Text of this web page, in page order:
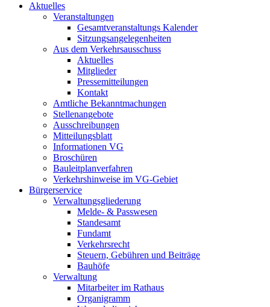
Aktuelles
Veranstaltungen
Gesamtveranstaltungs Kalender
Sitzungsangelegenheiten
Aus dem Verkehrsausschuss
Aktuelles
Mitglieder
Pressemitteilungen
Kontakt
Amtliche Bekanntmachungen
Stellenangebote
Ausschreibungen
Mitteilungsblatt
Informationen VG
Broschüren
Bauleitplanverfahren
Verkehrshinweise im VG-Gebiet
Bürgerservice
Verwaltungsgliederung
Melde- & Passwesen
Standesamt
Fundamt
Verkehrsrecht
Steuern, Gebühren und Beiträge
Bauhöfe
Verwaltung
Mitarbeiter im Rathaus
Organigramm